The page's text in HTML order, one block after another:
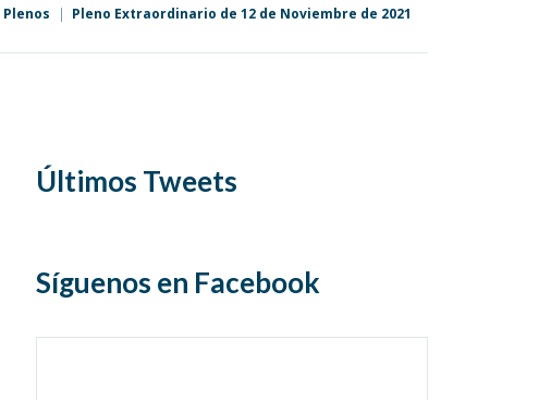
Plenos Pleno Extraordinario de 12 de Noviembre de 2021
Últimos Tweets
Síguenos en Facebook